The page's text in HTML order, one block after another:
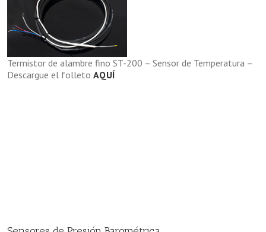
Termistor de alambre fino ST-200 – Sensor de Temperatura –
Descargue el folleto AQUÍ